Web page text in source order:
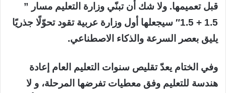
قبل تعميمها. ولا شك أن تبنّي وزارة التعليم مسار ”
1.5 + 1.5″ سيجعلها أول وزارة عربية تقود تحوّلًا جذريًا
يليق بعصر السرعة والذكاء الاصطناعي.
وفي الختام يعدّ تقليص سنوات التعليم العام إعادة
هندسة للتعليم وفق معطيات تفرضها المرحلة، و لا